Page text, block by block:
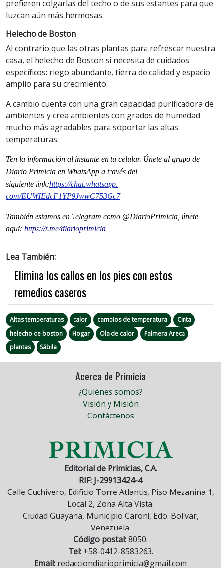
prefieren colgarlas del techo o de sus estantes para que
luzcan aún más hermosas.
Helecho de Boston
Al contrario que las otras plantas para refrescar nuestra
casa, el helecho de Boston si necesita de cuidados
específicos: riego abundante, tierra de calidad y espacio
amplio para su crecimiento.
A cambio cuenta con una gran capacidad purificadora de
ambientes y crea ambientes con grados de humedad
mucho más agradables para soportar las altas
temperaturas.
Ten la información al instante en tu celular. Únete al grupo de
Diario Primicia en WhatsApp a través del
siguiente link:https://chat.whatsapp.
com/EUWIEdcF1YP9JwwC753Gc7
También estamos en Telegram como @DiarioPrimicia, únete
aquí: https://t.me/diarioprimicia
Lea También:
Elimina los callos en los pies con estos
remedios caseros
Altas temperaturas calor cambios de temperatura
Cinta
helecho de boston
Hogar Ola de calor
Palmera Areca
plantas
Sábila
Acerca de Primicia
¿Quiénes somos?
Visión y Misión
Contáctenos
Editorial de Primicias, C.A.
RIF: J-29913424-4
Calle Cuchivero, Edificio Torre Atlantis, Piso Mezanina 1,
Local 2, Zona Alta Vista.
Ciudad Guayana, Municipio Caroní, Edo. Bolívar,
Venezuela.
Código postal:8050.
Tel:+58-0412-8583263.
Email: redacciondiarioprimicia@gmail.com